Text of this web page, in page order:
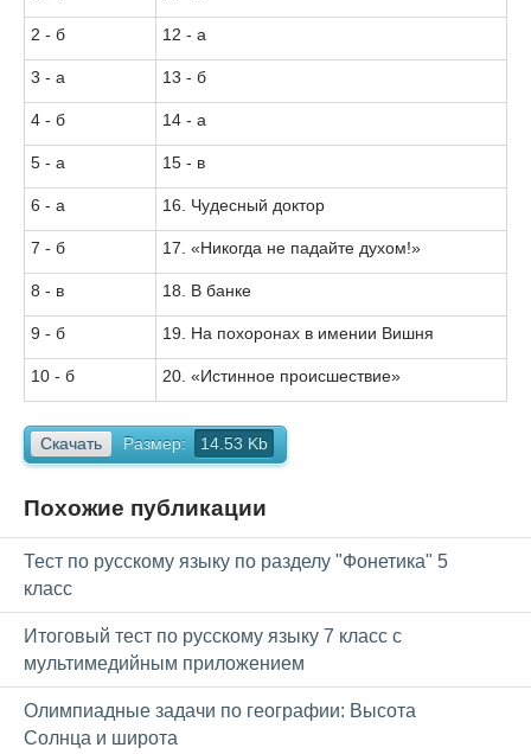
2 - б 12 - а
3 - а 13 - б
4 - б 14 - а
5 - а 15 - в
6 - а 16. Чудесный доктор
7 - б 17. «Никогда не падайте духом!»
8 - в 18. В банке
9 - б 19. На похоронах в имении Вишня
10 - б 20. «Истинное происшествие»
Скачать Размер: 14.53 Kb
Похожие публикации
Тест по русскому языку по разделу "Фонетика" 5
класс
Итоговый тест по русскому языку 7 класс с
мультимедийным приложением
Олимпиадные задачи по географии: Высота
Солнца и широта